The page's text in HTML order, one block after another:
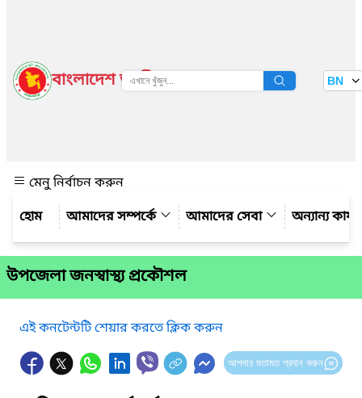
বাংলাদেশ জাতীয় তথ্য বাতায়ন BN
মেনু নির্বাচন করুন
আমাদের সম্পর্কে
আমাদের সেবা অন্যান্য
উপজেলা জনস্বাস্থ্য প্রকৌশল
এই কনটেন্টটি শেয়ার করতে ক্লিক করুন
আপনার মতামত প্রদান করুন